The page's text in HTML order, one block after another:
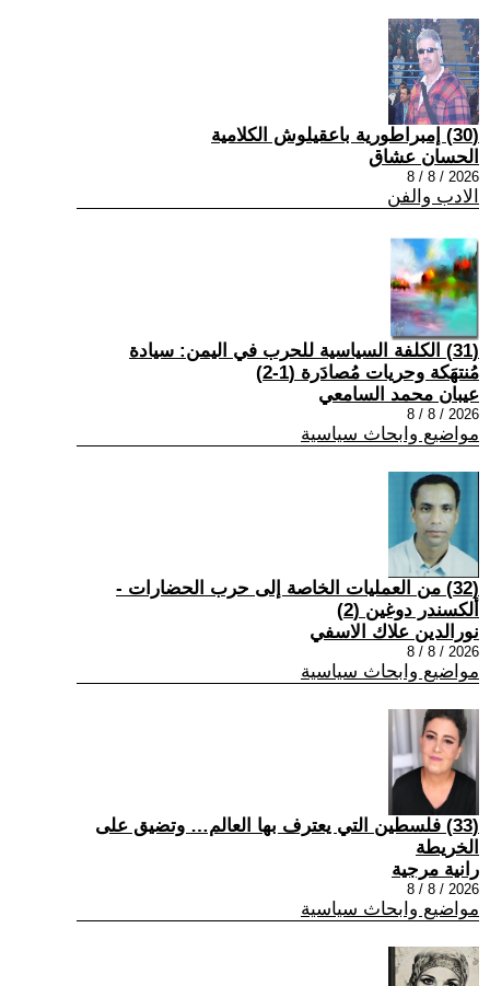
(30) إمبراطورية باعقيلوش الكلامية
الحسان عشاق
2026 / 8 / 8
الادب والفن
(31) الكلفة السياسية للحرب في اليمن: سيادة
مُنتهَكة وحريات مُصادَرة (1-2)
عيبان محمد السامعي
2026 / 8 / 8
مواضيع وابحاث سياسية
(32) من العمليات الخاصة إلى حرب الحضارات -
ألكسندر دوغين (2)
نورالدين علاك الاسفي
2026 / 8 / 8
مواضيع وابحاث سياسية
(33) فلسطين التي يعترف بها العالم… وتضيق على
الخريطة
رانية مرجية
2026 / 8 / 8
مواضيع وابحاث سياسية